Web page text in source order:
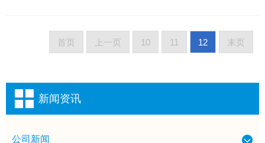
首页 上一页 10 11 12 末页
新闻资讯
公司新闻